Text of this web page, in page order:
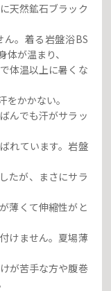
天然鉱石ブラック
。着る岩盤浴BS
が温まり、
体温以上に暑くな
かかない。
んでも汗がサラッ
れています。岩盤
たが、まさにサラ
薄くて伸縮性がと
けません。夏場薄
が苦手な方や腹巻